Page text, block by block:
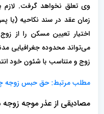
وی تعلق نخواهد گرفت.
زمان عقد در سند نکاحیه (یا
اختیار تعیین مسکن را از
می‌تواند محدوده جغرافیایی
زوج و متناسب با شئون خود
مطلب مرتبط: حق حبس زوجه
مصادیقی از عذر موجه